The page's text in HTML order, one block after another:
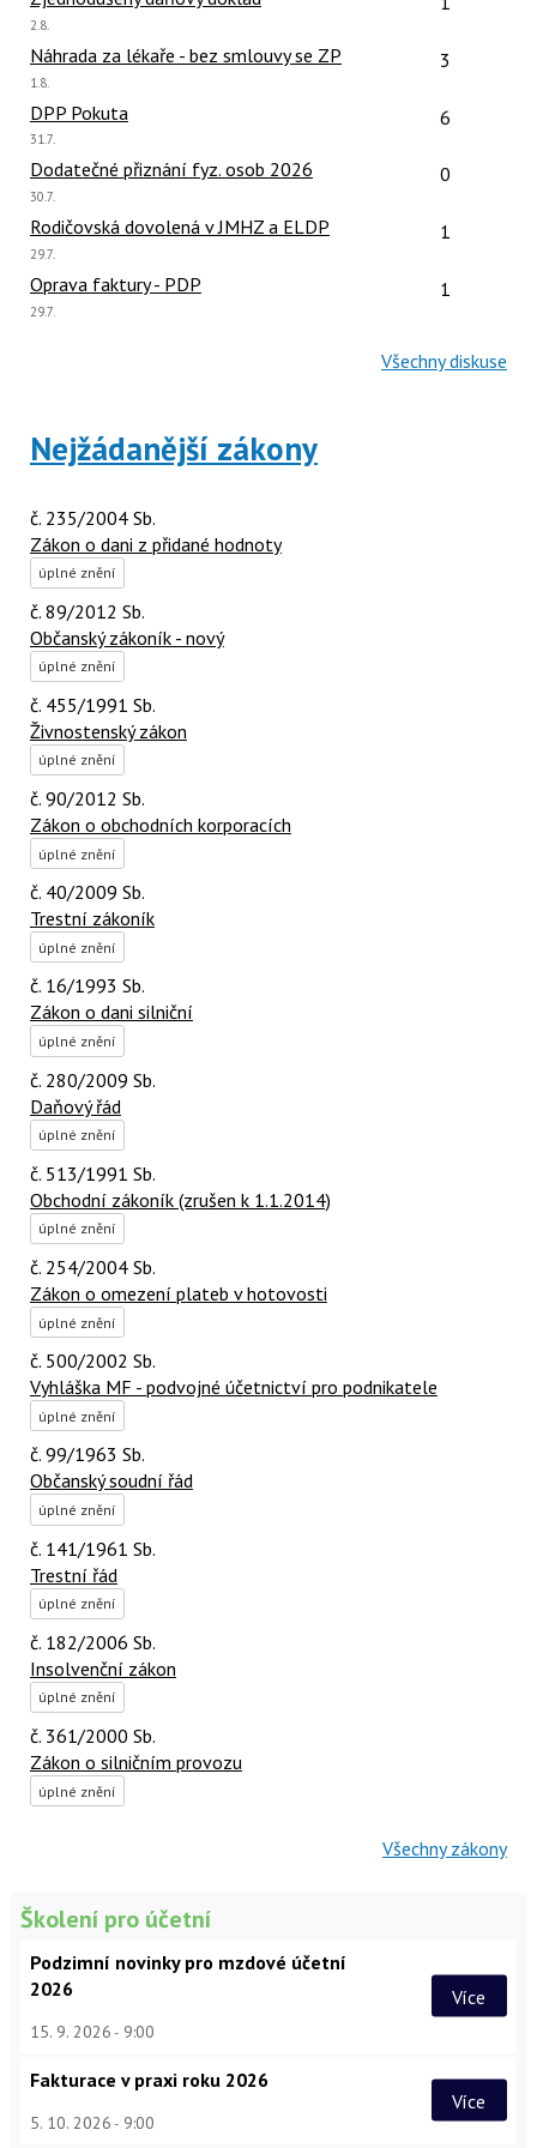
Poslední
2.8.
Náhrada za lékaře - bez smlouvy se ZP Počet
3
Poslední
1.8.
DPP Pokuta Počet
6
Poslední
31.7.
Dodatečné přiznání fyz. osob 2026 Počet
0
Poslední
30.7.
Rodičovská dovolená v JMHZ a ELDP Počet
1
Poslední
29.7.
Oprava faktury - PDP Počet
1
Poslední
29.7.
Všechny diskuse
Nejžádanější zákony
č. 235/2004 Sb.
Zákon o dani z přidané hodnoty
úplné znění
č. 89/2012 Sb.
Občanský zákoník - nový
úplné znění
č. 455/1991 Sb.
Živnostenský zákon
úplné znění
č. 90/2012 Sb.
Zákon o obchodních korporacích
úplné znění
č. 40/2009 Sb.
Trestní zákoník
úplné znění
č. 16/1993 Sb.
Zákon o dani silniční
úplné znění
č. 280/2009 Sb.
Daňový řád
úplné znění
č. 513/1991 Sb.
Obchodní zákoník (zrušen k 1.1.2014)
úplné znění
č. 254/2004 Sb.
Zákon o omezení plateb v hotovosti
úplné znění
č. 500/2002 Sb.
Vyhláška MF - podvojné účetnictví pro podnikatele
úplné znění
č. 99/1963 Sb.
Občanský soudní řád
úplné znění
č. 141/1961 Sb.
Trestní řád
úplné znění
č. 182/2006 Sb.
Insolvenční zákon
úplné znění
č. 361/2000 Sb.
Zákon o silničním provozu
úplné znění
Všechny zákony
Školení pro účetní
Podzimní novinky pro mzdové účetní
2026
15. 9. 2026 9:00
Více
Fakturace v praxi roku 2026
5. 10. 2026 9:00
Více